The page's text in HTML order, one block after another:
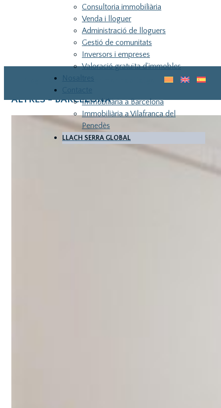
Guia pel teu primer habitatge
Consultoria immobiliària
Venda i lloguer
Administració de lloguers
Gestió de comunitats
Inversors i empreses
Valoració gratuïta d’immobles
Nosaltres
Contacte
Immobiliària a Barcelona
Immobiliària a Vilafranca del
Penedès
LLACH SERRA GLOBAL
ALTRES - BARCELONA